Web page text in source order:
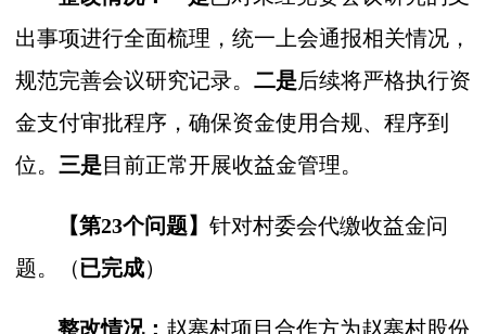
出事项进行全面梳理，统一上会通报相关情况，
规范完善会议研究记录。 二是后续将严格执行资
金支付审批程序，确保资金使用合规、程序到
位。 三是目前正常开展收益金管理。
【第23个问题】针对村委会代缴收益金问
题。
（已完成）
整改情况： 赵寨村项目合作方为赵寨村股份